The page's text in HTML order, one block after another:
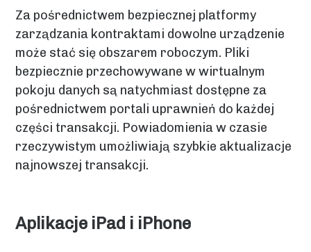
Za pośrednictwem bezpiecznej platformy
zarządzania kontraktami dowolne urządzenie
może stać się obszarem roboczym. Pliki
bezpiecznie przechowywane w wirtualnym
pokoju danych są natychmiast dostępne za
pośrednictwem portali uprawnień do każdej
części transakcji. Powiadomienia w czasie
rzeczywistym umożliwiają szybkie aktualizacje
najnowszej transakcji.
Aplikacje iPad i iPhone